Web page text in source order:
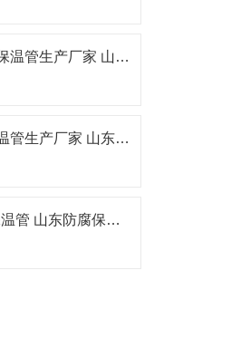
济宁市聚氨酯保温管生产厂家 山东专业防腐保温材料
济宁聚氨酯保温管生产厂家 山东济宁聚氨酯保温管
*济宁聚氨酯保温管 山东防腐保温材料